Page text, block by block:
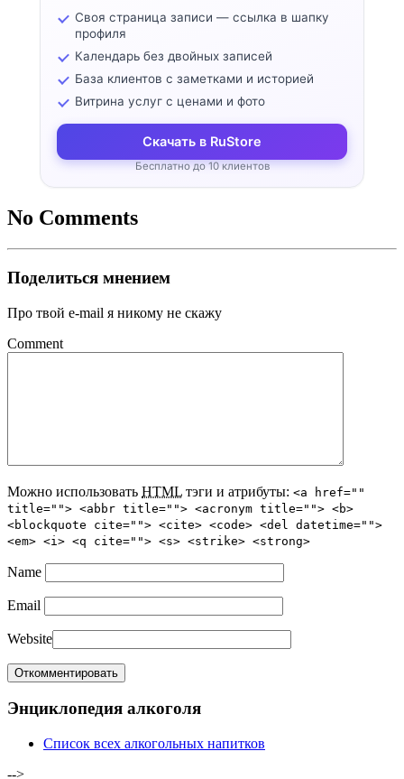
Своя страница записи — ссылка в шапку
профиля
Календарь без двойных записей
База клиентов с заметками и историей
Витрина услуг с ценами и фото
Скачать в RuStore
Бесплатно до 10 клиентов
No Comments
Поделиться мнением
Про твой e-mail я никому не скажу
Comment
Можно использовать HTML тэги и атрибуты: <a href=""
title=""> <abbr title=""> <acronym title=""> <b>
<blockquote cite=""> <cite> <code> <del datetime="">
<em> <i> <q cite=""> <s> <strike> <strong>
Name
Email
Website
Энциклопедия алкоголя
Список всех алкогольных напитков
-->